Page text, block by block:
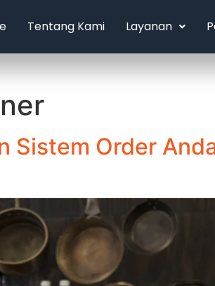
Tentang Kami Layanan
Sistem Order